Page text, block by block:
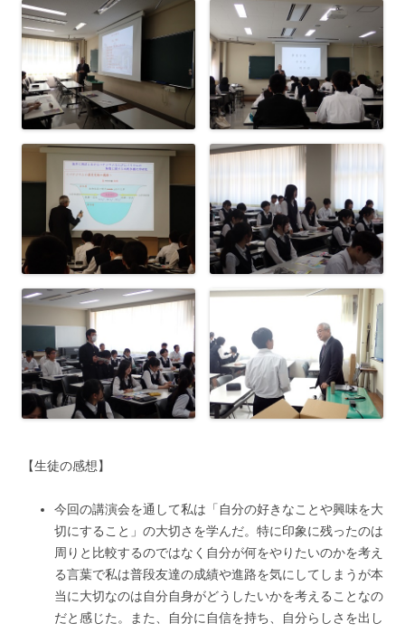
【生徒の感想】
今回の講演会を通して私は「自分の好きなことや興味を大
切にすること」の大切さを学んだ。特に印象に残ったのは
周りと比較するのではなく自分が何をやりたいのかを考え
る言葉で私は普段友達の成績や進路を気にしてしまうが本
当に大切なのは自分自身がどうしたいかを考えることなの
だと感じた。また、自分に自信を持ち、自分らしさを出し